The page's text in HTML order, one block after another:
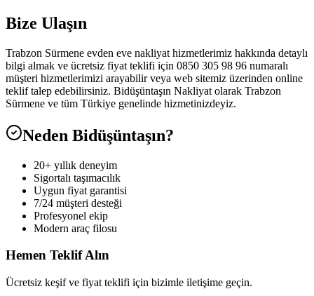
Bize Ulaşın
Trabzon Sürmene evden eve nakliyat hizmetlerimiz hakkında detaylı
bilgi almak ve ücretsiz fiyat teklifi için 0850 305 98 96 numaralı
müşteri hizmetlerimizi arayabilir veya web sitemiz üzerinden online
teklif talep edebilirsiniz. Bidüşüntaşın Nakliyat olarak Trabzon
Sürmene ve tüm Türkiye genelinde hizmetinizdeyiz.
Neden Bidüşüntaşın?
20+ yıllık deneyim
Sigortalı taşımacılık
Uygun fiyat garantisi
7/24 müşteri desteği
Profesyonel ekip
Modern araç filosu
Hemen Teklif Alın
Ücretsiz keşif ve fiyat teklifi için bizimle iletişime geçin.